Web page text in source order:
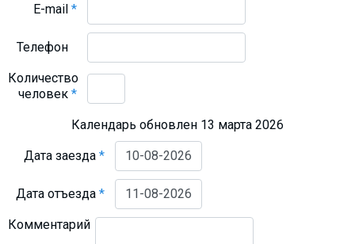
E-mail*
Телефон
Количество
человек*
Календарь обновлен 13 марта 2026
Дата заезда*
Дата отъезда*
Комментарий